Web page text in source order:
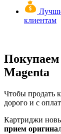
клиентам
Покупаем
Magenta
Чтобы продать
дорого и с
Картриджи
прием